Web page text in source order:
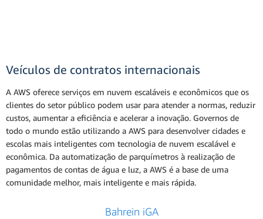
Veículos de contratos internacionais
A AWS oferece serviços em nuvem escaláveis e econômicos que os
clientes do setor público podem usar para atender a normas, reduzir
custos, aumentar a eficiência e acelerar a inovação. Governos de
todo o mundo estão utilizando a AWS para desenvolver cidades e
escolas mais inteligentes com tecnologia de nuvem escalável e
econômica. Da automatização de parquímetros à realização de
pagamentos de contas de água e luz, a AWS é a base de uma
comunidade melhor, mais inteligente e mais rápida.
Bahrein iGA